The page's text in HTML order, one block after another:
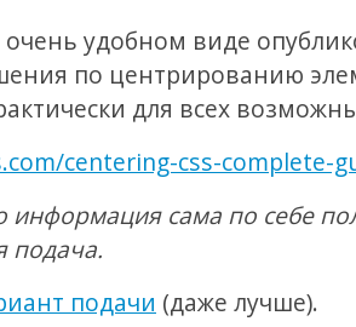
очень удобном виде
по центрированию
для всех
centering-css-complete-
информация сама по себе
подача.
подачи (даже лучше).